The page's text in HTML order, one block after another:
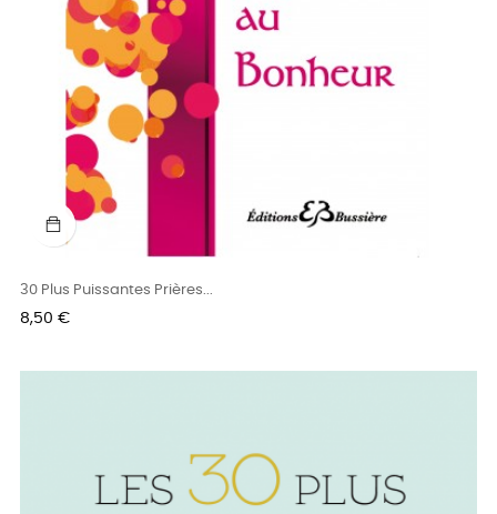
30 Plus Puissantes Prières...
Prix
8,50 €